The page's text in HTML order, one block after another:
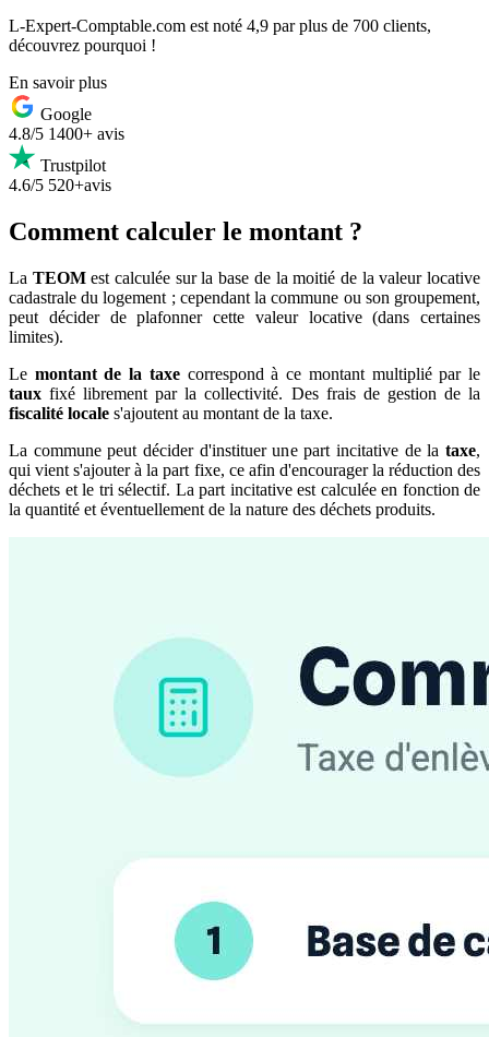
L-Expert-Comptable.com est noté 4,9 par plus de 700 clients,
découvrez pourquoi !
En savoir plus
Google
4.8/5 1400+ avis
Trustpilot
4.6/5 520+avis
Comment calculer le montant ?
La TEOMest calculée sur la base de la moitié de la valeur locative
cadastrale du logement ; cependant la commune ou son groupement,
peut décider de plafonner cette valeur locative (dans certaines
limites).
Le montant de la taxecorrespond à ce montant multiplié par le
tauxfixé librement par la collectivité. Des frais de gestion de la
fiscalité locale s'ajoutent au montant de la taxe.
La commune peut décider d'instituer une part incitative de la taxe,
qui vient s'ajouter à la part fixe, ce afin d'encourager la réduction des
déchets et le tri sélectif. La part incitative est calculée en fonction de
la quantité et éventuellement de la nature des déchets produits.